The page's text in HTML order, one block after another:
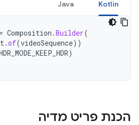
Kotlin
Java
= Composition .Builder(
.of(videoSequence))
)
הכנת פריט מדיה